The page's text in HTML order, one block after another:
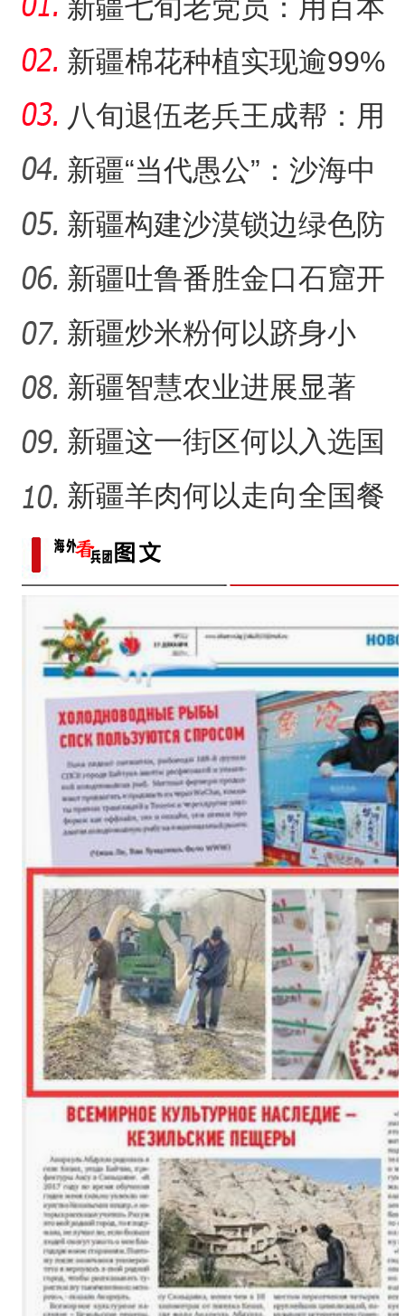
新疆七旬老党员：用百本
日记记录村子半个多世纪
变
新疆棉花种植实现逾99%
机械化播种
八旬退伍老兵王成帮：用
半生光阴为城市披绿装
新疆“当代愚公”：沙海中
41载“凿”34公里“绿色
新疆构建沙漠锁边绿色防
护带 从“锁边绿化”到“产
新疆吐鲁番胜金口石窟开
放有何特殊意义？
新疆炒米粉何以跻身小
吃“顶流”？
新疆智慧农业进展显著
新疆这一街区何以入选国
家级旅游休闲街区名单？
新疆羊肉何以走向全国餐
桌？